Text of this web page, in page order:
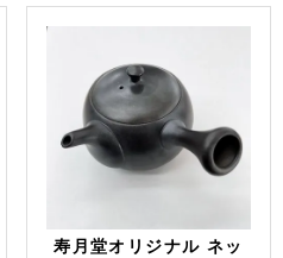
寿月堂オリジナル ネッ